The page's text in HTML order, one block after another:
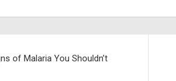
of Malaria You Shouldn’t